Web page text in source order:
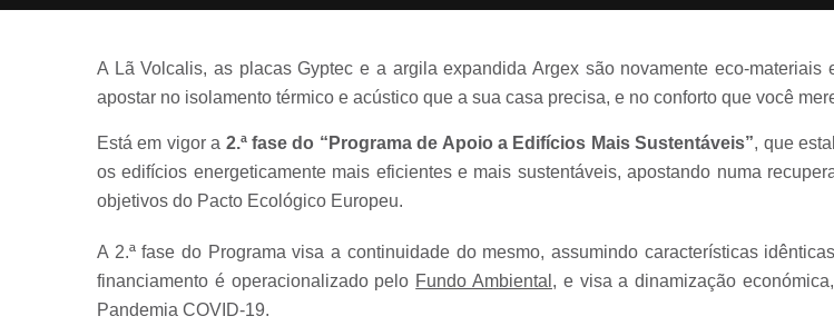
A Lã Volcalis, as placas Gyptec e a argila expandida Argex são novamente eco-
apostar no isolamento térmico e acústico que a sua casa precisa, e no conforto que você
Está em vigor a 2.ª fase do “Programa de Apoio a Edifícios Mais Sustentáveis”, que
os edifícios energeticamente mais eficientes e mais sustentáveis, apostando numa
objetivos do Pacto Ecológico Europeu.
A 2.ª fase do Programa visa a continuidade do mesmo, assumindo características
financiamento é operacionalizado pelo Fundo Ambiental , e visa a dinamização
Pandemia COVID-19.